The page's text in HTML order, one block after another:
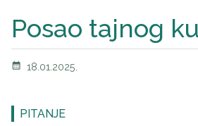
Posao tajnog
calendar_month 18.01.2025.
PITANJE